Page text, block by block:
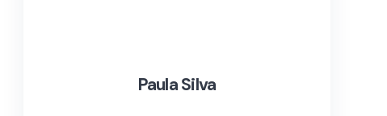
Paula Silva